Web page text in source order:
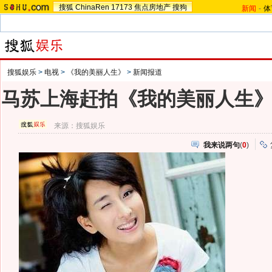
搜狐 ChinaRen 17173 焦点房地产 搜狗 新闻 -
搜狐娱乐 > 电视 > 《我的美丽人生》 > 新闻报道
马苏上海赶拍《我的美丽人生
来源：搜狐娱乐
我来说两句(0)